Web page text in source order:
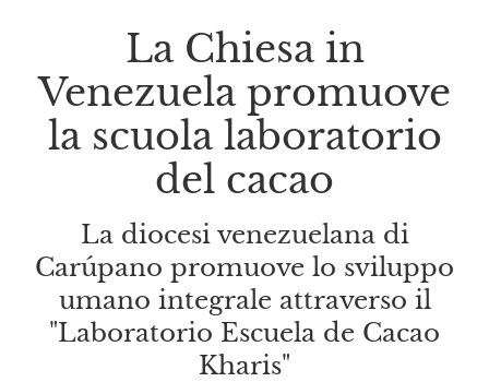
La Chiesa in
Venezuela promuove
la scuola laboratorio
del cacao
La diocesi venezuelana di
Carúpano promuove lo sviluppo
umano integrale attraverso il
"Laboratorio Escuela de Cacao
Kharis"